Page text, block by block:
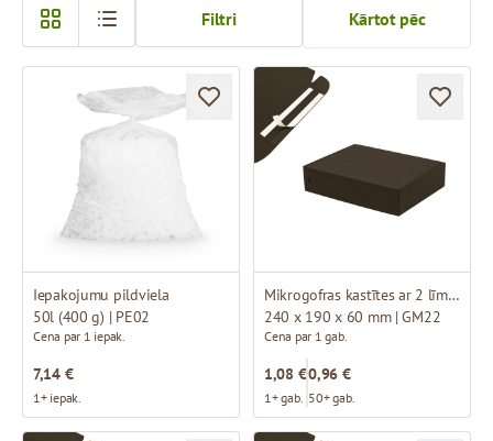
Kārtot pēc
Filtri
Iepakojumu pildviela
50l (400 g) | PE02
Cena par 1 iepak.
7,14 €
1+ iepak.
Mikrogofras kastītes ar 2 līmmalām un perforāciju
240 x 190 x 60 mm | GM22
Cena par 1 gab.
1,08 €
1+ gab.
0,96 €
50+ gab.